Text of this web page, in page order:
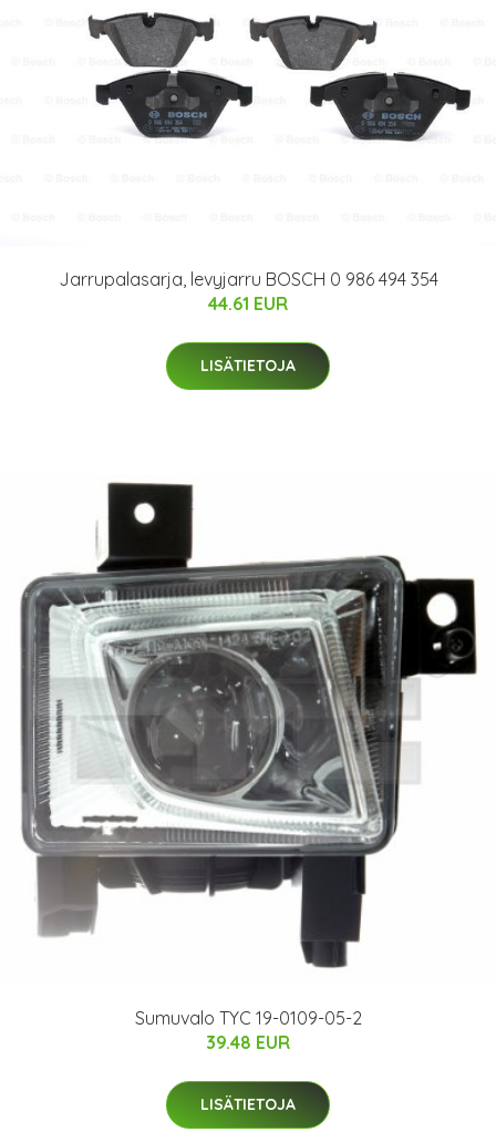
Jarrupalasarja, levyjarru BOSCH 0 986 494 354
44.61 EUR
LISÄTIETOJA
Sumuvalo TYC 19-0109-05-2
39.48 EUR
LISÄTIETOJA